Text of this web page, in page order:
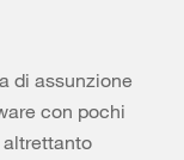
di assunzione
con pochi